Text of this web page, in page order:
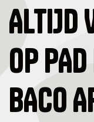
ALTIJD
OP
BACO